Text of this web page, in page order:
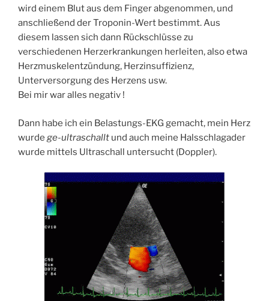
wird einem Blut aus dem Finger abgenommen, und
anschließend der Troponin-Wert bestimmt. Aus
diesem lassen sich dann Rückschlüsse zu
verschiedenen Herzerkrankungen herleiten, also etwa
Herzmuskelentzündung, Herzinsuffizienz,
Unterversorgung des Herzens usw.
Bei mir war alles negativ !
Dann habe ich ein Belastungs-EKG gemacht, mein Herz
wurde ge-ultraschallt und auch meine Halsschlagader
wurde mittels Ultraschall untersucht (Doppler).